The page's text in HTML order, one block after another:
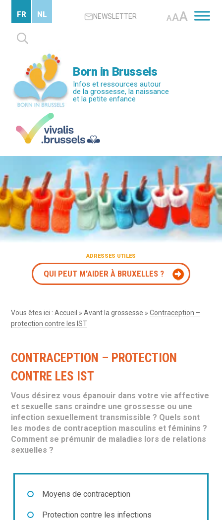
contenu
principal
NEWSLETTER AAA
Rechercher :
FR NL
Born in Brussels
Infos et ressources autour
de la grossesse, la naissance
et la petite enfance
ADRESSES UTILES
QUI PEUT M'AIDER À BRUXELLES ?
Vous êtes ici :Accueil »Avant la grossesse »Contraception –
protection contre les IST
CONTRACEPTION – PROTECTION
CONTRE LES IST
Vous désirez vous épanouir dans votre vie affective
et sexuelle sans craindre une grossesse ou une
infection sexuellement transmissible ? Quels sont
les modes de contraception masculins et féminins ?
Comment se prémunir de maladies lors de relations
sexuelles ?
Moyens de contraception
Protection contre les infections